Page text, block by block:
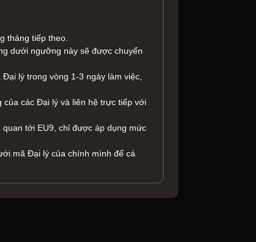
tháng tiếp theo.
dưới ngưỡng này sẽ được chuyển
lý trong vòng 1-3 ngày làm việc,
của các Đại lý và liên hệ trực tiếp với
tới EU9, chỉ được áp dụng mức
mã Đại lý của chính mình để cá